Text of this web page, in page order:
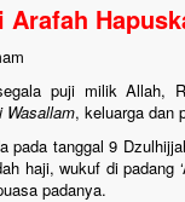
Arafah
puji milik Allah,
Wasallam, keluarga dan
pada tanggal 9
haji, wukuf di padang
padanya.